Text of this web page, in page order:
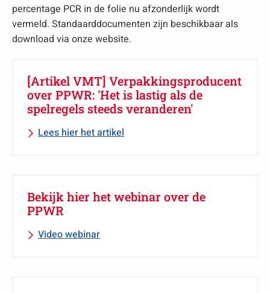
percentage PCR in de folie nu afzonderlijk wordt
vermeld. Standaarddocumenten zijn beschikbaar als
download via onze website.
[Artikel VMT] Verpakkingsproducent
over PPWR: 'Het is lastig als de
spelregels steeds veranderen'
Lees hier het artikel
Bekijk hier het webinar over de
PPWR
Video webinar